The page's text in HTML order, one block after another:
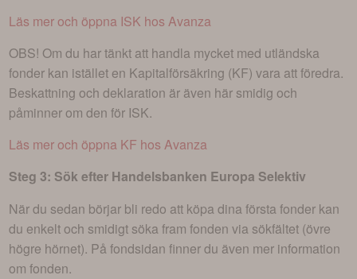
Läs mer och öppna ISK hos Avanza
OBS! Om du har tänkt att handla mycket med utländska
fonder kan istället en Kapitalförsäkring (KF) vara att föredra.
Beskattning och deklaration är även här smidig och
påminner om den för ISK.
Läs mer och öppna KF hos Avanza
Steg 3: Sök efter Handelsbanken Europa Selektiv
När du sedan börjar bli redo att köpa dina första fonder kan
du enkelt och smidigt söka fram fonden via sökfältet (övre
högre hörnet). På fondsidan finner du även mer information
om fonden.